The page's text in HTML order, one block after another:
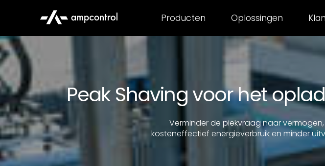
Producten Oplossingen
Peak Shaving voor het
Verminder de piekvraag naar
kosteneffectief energieverbruik en minder